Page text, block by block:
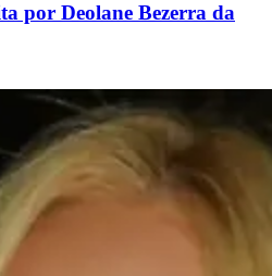
por Deolane Bezerra da